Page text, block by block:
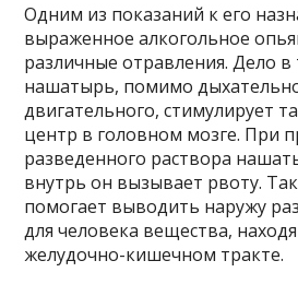
Одним из показаний к его
выраженное алкогольное
различные отравления. Дело в
нашатырь, помимо
двигательного, стимулирует
центр в головном мозге. При
разведенного раствора
внутрь он вызывает рвоту.
помогает выводить наружу
для человека вещества,
желудочно-кишечном тракте.